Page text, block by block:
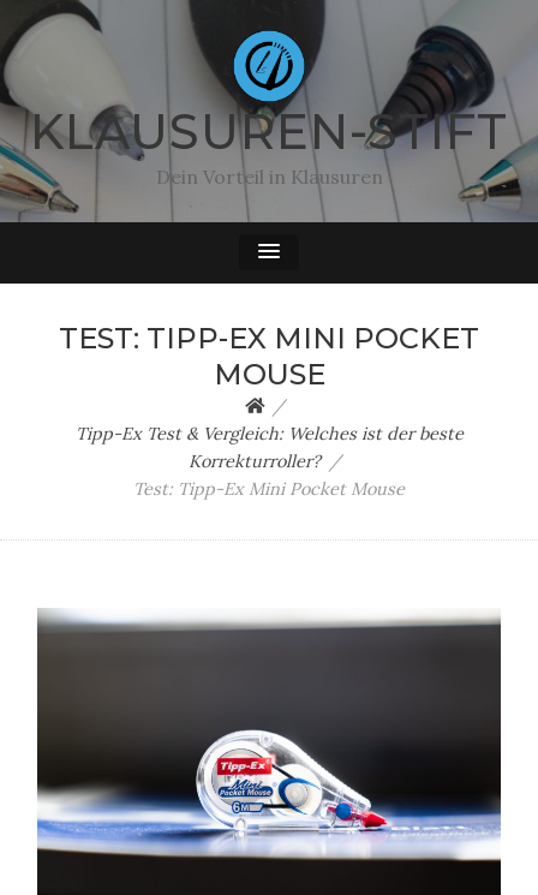
KLAUSUREN-STIFT
Dein Vorteil in Klausuren
TEST: TIPP-EX MINI POCKET
MOUSE
Tipp-Ex Test & Vergleich: Welches ist der beste
Korrekturroller?
Test: Tipp-Ex Mini Pocket Mouse